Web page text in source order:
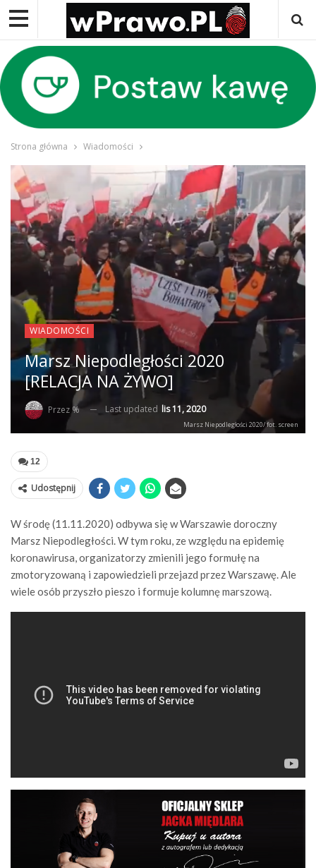
Strona główna Wiadomości
WIADOMOŚCI
Marsz Niepodległości 2020
[RELACJA NA ŻYWO]
Przez % Last updated lis 11, 2020
Marsz Niepodległości 2020/ fot. screen
12
Udostępnij
W środę (11.11.2020) odbywa się w Warszawie doroczny
Marsz Niepodległości. W tym roku, ze względu na epidemię
koronawirusa, organizatorzy zmienili jego formułę na
zmotoryzowaną i zapowiedzieli przejazd przez Warszawę. Ale
wiele osób przyszło pieszo i formuje kolumnę marszową.